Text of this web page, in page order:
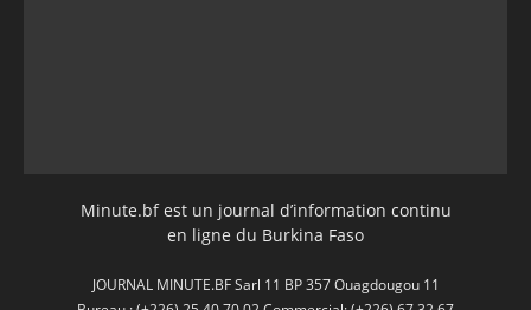
Minute.bf est un journal d’information continu
en ligne du Burkina Faso
JOURNAL MINUTE.BF Sarl 11 BP 357 Ouagdougou 11